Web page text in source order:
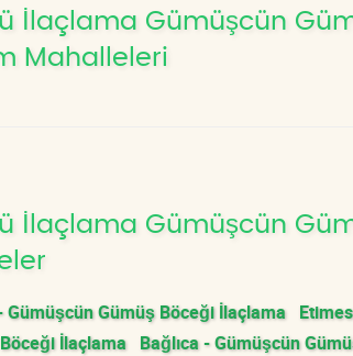
İlaçlama Gümüşcün
Mahalleleri
İlaçlama Gümüşcün
Gümüşcün Gümüş Böceği İlaçlama
İlaçlama Bağlıca - Gümüşcün